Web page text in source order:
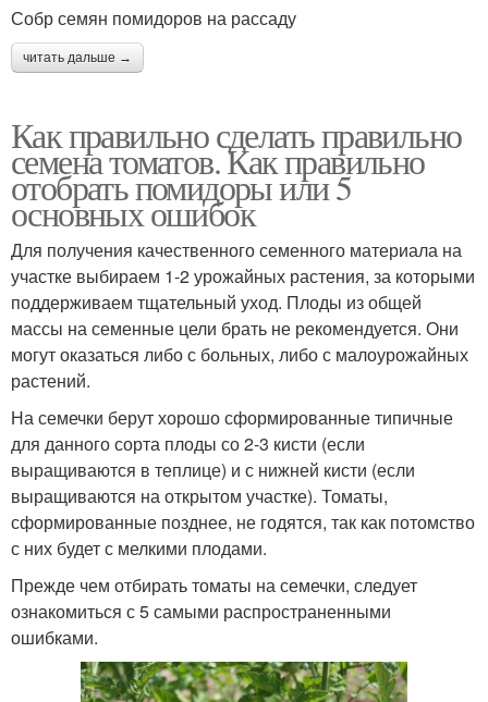
Собр семян помидоров на рассаду
читать дальше →
Как правильно сделать правильно
семена томатов. Как правильно
отобрать помидоры или 5
основных ошибок
Для получения качественного семенного материала на
участке выбираем 1-2 урожайных растения, за которыми
поддерживаем тщательный уход. Плоды из общей
массы на семенные цели брать не рекомендуется. Они
могут оказаться либо с больных, либо с малоурожайных
растений.
На семечки берут хорошо сформированные типичные
для данного сорта плоды со 2-3 кисти (если
выращиваются в теплице) и с нижней кисти (если
выращиваются на открытом участке). Томаты,
сформированные позднее, не годятся, так как потомство
с них будет с мелкими плодами.
Прежде чем отбирать томаты на семечки, следует
ознакомиться с 5 самыми распространенными
ошибками.